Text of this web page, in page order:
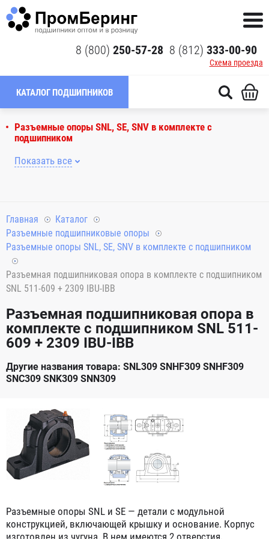
8 (800) 250-57-28 8 (812) 333-00-90
Схема проезда
КАТАЛОГ ПОДШИПНИКОВ
Разъемные опоры SNL, SE, SNV в комплекте с
подшипником
Показать все
Главная
Каталог
Разъемные подшипниковые опоры
Разъемные опоры SNL, SE, SNV в комплекте с подшипником
Разъемная подшипниковая опора в комплекте с подшипником
SNL 511-609 + 2309 IBU-IBB
Разъемная подшипниковая опора в
комплекте с подшипником SNL 511-
609 + 2309 IBU-IBB
Другие названия товара: SNL309 SNHF309 SNHF309
SNC309 SNK309 SNN309
Разъемные опоры SNL и SE — детали с модульной
конструкцией, включающей крышку и основание. Корпус
изготовлен из чугуна. В нем имеются 2 отверстия,